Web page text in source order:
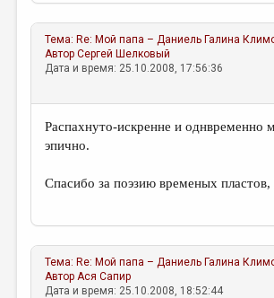
Тема: Re: Мой папа – Даниель Галина
АвторСергей Шелковый
Дата и время: 25.10.2008, 17:56:36
Распахнуто-искренне и однвременно
эпично.
Спасибо за поэзию временых пластов,
Тема: Re: Мой папа – Даниель Галина
АвторАся Сапир
Дата и время: 25.10.2008, 18:52:44